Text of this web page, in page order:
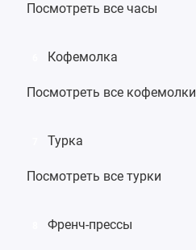
Посмотреть все часы
Кофемолка
Посмотреть все кофемолки
Турка
Посмотреть все турки
Френч-прессы